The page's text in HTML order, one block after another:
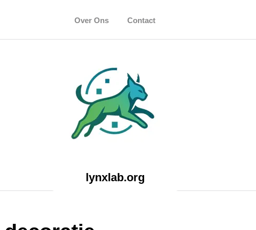
Over Ons Contact
lynxlab.org